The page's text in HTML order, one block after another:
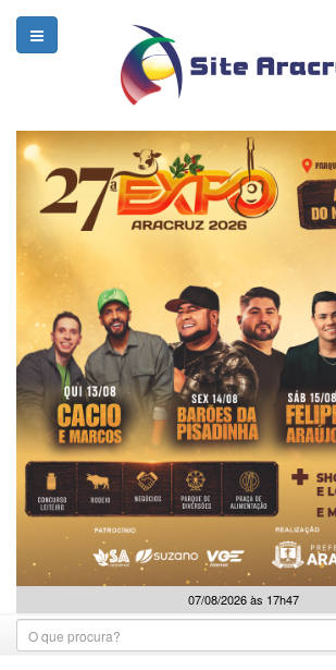
07/08/2026 às 17h47